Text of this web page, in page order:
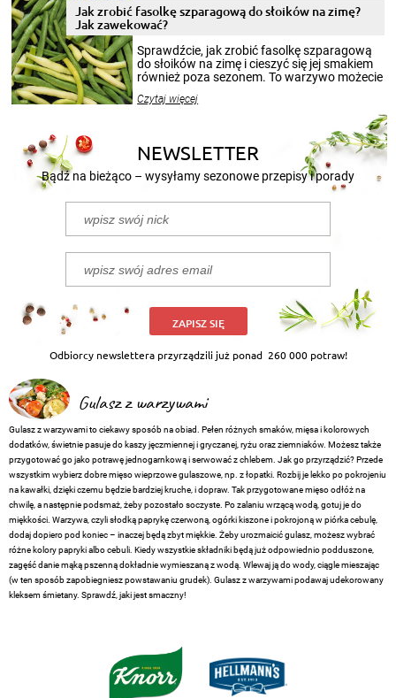
pełni poczuć atmosferę cieplejszych
miesięcy. Przygotowanie słoików ze
patenty, które pozwolą zachować świeżość
przetworów.
Jak zrobić fasolkę szparagową do słoików na zimę?
Jak zawekować?
Sprawdźcie, jak zrobić fasolkę szparagową
do słoików na zimę i cieszyć się jej smakiem
również poza sezonem. To warzywo możecie
nasze propozycje!
Czytaj więcej
NEWSLETTER
Bądź na bieżąco – wysyłamy sezonowe przepisy i porady
ZAPISZ SIĘ
Odbiorcy newslettera przyrządzili już ponad 260 000 potraw!
Gulasz z warzywami
Gulasz z warzywami to ciekawy sposób na obiad. Pełen różnych smaków, mięsa i kolorowych
dodatków, świetnie pasuje do kaszy jęczmiennej i gryczanej, ryżu oraz ziemniaków. Możesz także
przygotować go jako potrawę jednogarnkową i serwować z chlebem. Jak go przyrządzić? Przede
wszystkim wybierz dobre mięso wieprzowe gulaszowe, np. z łopatki. Rozbij je lekko po pokrojeniu
na kawałki, dzięki czemu będzie bardziej kruche, i dopraw. Tak przygotowane mięso odłóż na
chwilę, a następnie podsmaż, żeby pozostało soczyste. Po zalaniu wrzącą wodą, gotuj je do
miękkości. Warzywa, czyli słodką paprykę czerwoną, ogórki kiszone i pokrojoną w piórka cebulę,
dodaj dopiero pod koniec – inaczej będą zbyt miękkie. Żeby urozmaicić gulasz, możesz wybrać
różne kolory papryki albo cebuli. Kiedy wszystkie składniki będą już odpowiednio podduszone,
zagęść danie mąką pszenną dokładnie wymieszaną z wodą. Wlewaj ją do wody, ciągle mieszając
(w ten sposób zapobiegniesz powstawaniu grudek). Gulasz z warzywami podawaj udekorowany
kleksem śmietany. Sprawdź, jaki jest smaczny!